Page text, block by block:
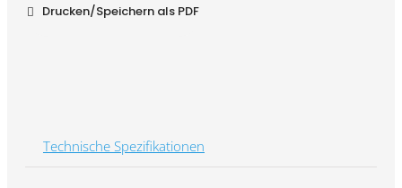
Drucken/Speichern als PDF
Technische Spezifikationen